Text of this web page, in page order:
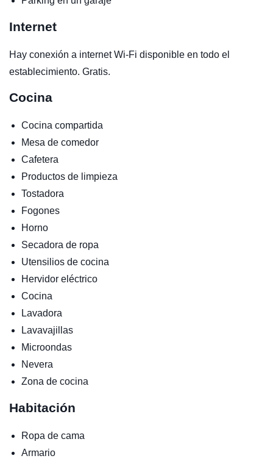
Internet
Hay conexión a internet Wi-Fi disponible en todo el
establecimiento. Gratis.
Cocina
Cocina compartida
Mesa de comedor
Cafetera
Productos de limpieza
Tostadora
Fogones
Horno
Secadora de ropa
Utensilios de cocina
Hervidor eléctrico
Cocina
Lavadora
Lavavajillas
Microondas
Nevera
Zona de cocina
Habitación
Ropa de cama
Armario